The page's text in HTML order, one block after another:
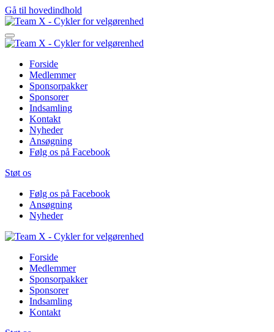
Gå til hovedindhold
Forside
Medlemmer
Sponsorpakker
Sponsorer
Indsamling
Kontakt
Nyheder
Ansøgning
Følg os på Facebook
Støt os
Følg os på Facebook
Ansøgning
Nyheder
Forside
Medlemmer
Sponsorpakker
Sponsorer
Indsamling
Kontakt